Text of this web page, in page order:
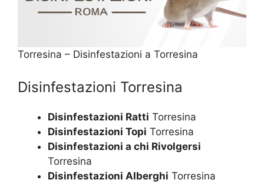
Torresina – Disinfestazioni a Torresina
Disinfestazioni Torresina
Disinfestazioni Ratti Torresina
Disinfestazioni Topi Torresina
Disinfestazioni a chi Rivolgersi
Torresina
Disinfestazioni Alberghi Torresina